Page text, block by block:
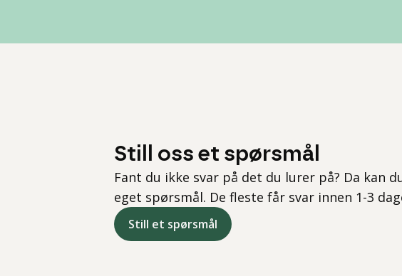
Still oss et spørsmål
Fant du ikke svar på det du lurer på? Da kan
eget spørsmål. De fleste får svar innen 1-3
Still et spørsmål